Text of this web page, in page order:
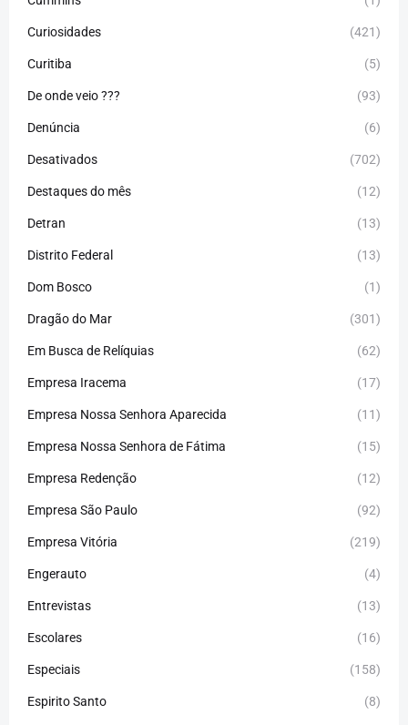
Curiosidades (421)
Curitiba (5)
De onde veio ??? (93)
Denúncia (6)
Desativados (702)
Destaques do mês (12)
Detran (13)
Distrito Federal (13)
Dom Bosco (1)
Dragão do Mar (301)
Em Busca de Relíquias (62)
Empresa Iracema (17)
Empresa Nossa Senhora Aparecida (11)
Empresa Nossa Senhora de Fátima (15)
Empresa Redenção (12)
Empresa São Paulo (92)
Empresa Vitória (219)
Engerauto (4)
Entrevistas (13)
Escolares (16)
Especiais (158)
Espirito Santo (8)